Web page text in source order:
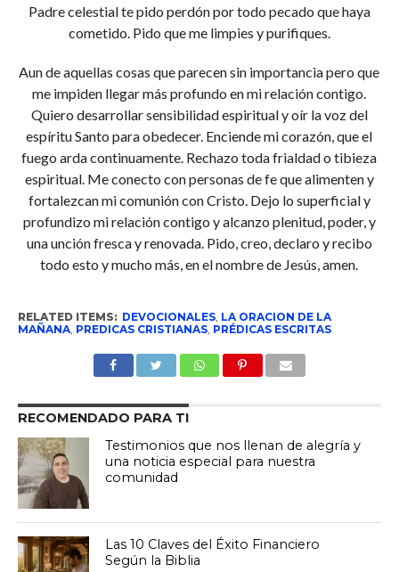
Padre celestial te pido perdón por todo pecado que haya
cometido. Pido que me limpies y purifiques.
Aun de aquellas cosas que parecen sin importancia pero que
me impiden llegar más profundo en mi relación contigo.
Quiero desarrollar sensibilidad espiritual y oír la voz del
espíritu Santo para obedecer. Enciende mi corazón, que el
fuego arda continuamente. Rechazo toda frialdad o tibieza
espiritual. Me conecto con personas de fe que alimenten y
fortalezcan mi comunión con Cristo. Dejo lo superficial y
profundizo mi relación contigo y alcanzo plenitud, poder, y
una unción fresca y renovada. Pido, creo, declaro y recibo
todo esto y mucho más, en el nombre de Jesús, amen.
RELATED ITEMS: DEVOCIONALES, LA ORACION DE LA
MAÑANA, PREDICAS CRISTIANAS, PRÉDICAS ESCRITAS
RECOMENDADO PARA TI
Testimonios que nos llenan de alegría y
una noticia especial para nuestra
comunidad
Las 10 Claves del Éxito Financiero
Según la Biblia